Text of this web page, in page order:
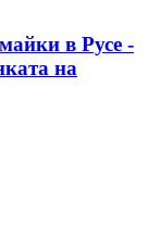
в Русе -
на